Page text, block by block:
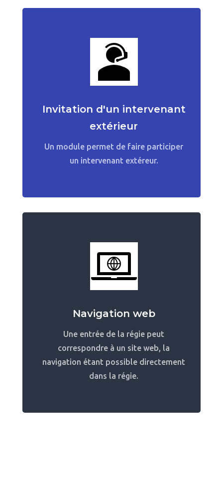
Invitation d'un intervenant
extérieur
Un module permet de faire participer
un intervenant extéreur.
Navigation web
Une entrée de la régie peut
correspondre à un site web, la
navigation étant possible directement
dans la régie.